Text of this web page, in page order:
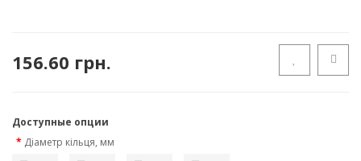
156.60 грн.
Доступные опции
Діаметр кільця, мм